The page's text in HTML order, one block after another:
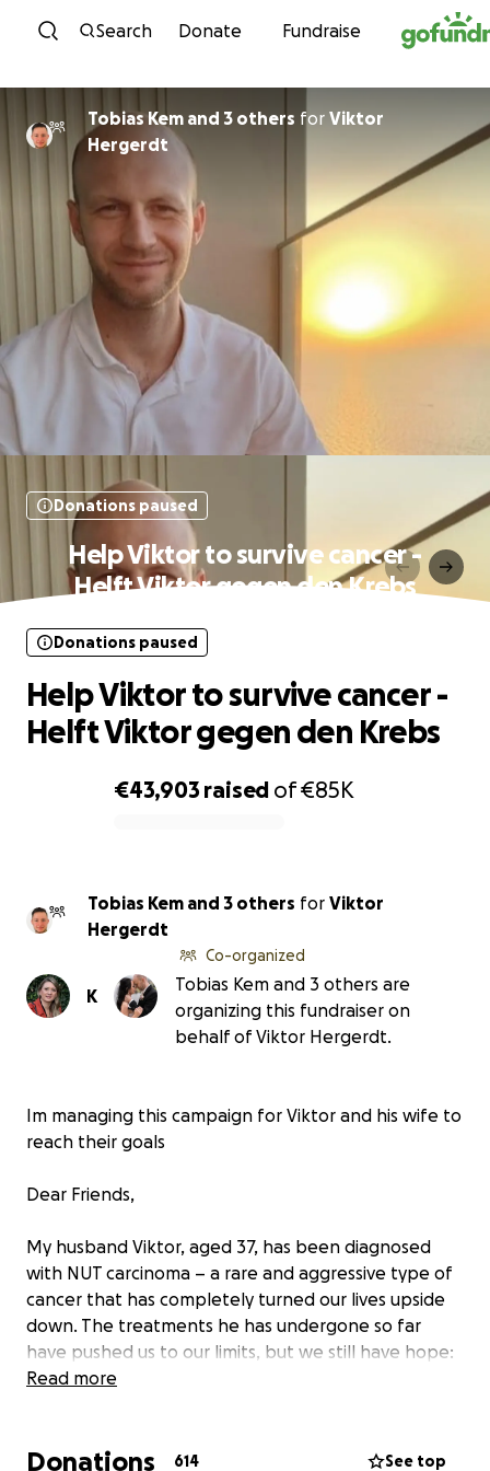
Skip to content
Search Donate Fundraise
Tobias Kem and 3 others for Viktor
Hergerdt
Donations paused
Help Viktor to survive cancer -
Helft Viktor gegen den Krebs
€43,903 raised of€85K
Donations paused
Help Viktor to survive cancer -
Helft Viktor gegen den Krebs
Tobias Kem and 3 others for Viktor
Hergerdt
K
Co-organized
Tobias Kem and 3 others are
organizing this fundraiser on
behalf of Viktor Hergerdt.
Im managing this campaign for Viktor and his wife to
reach their goals
Dear Friends,
My husband Viktor, aged 37, has been diagnosed
with NUT carcinoma – a rare and aggressive type of
cancer that has completely turned our lives upside
down. The treatments he has undergone so far
have pushed us to our limits, but we still have hope:
A specialized private clinic offers an innovative
This treatment is our greatest chance, but
Read more
Donations 614 See top